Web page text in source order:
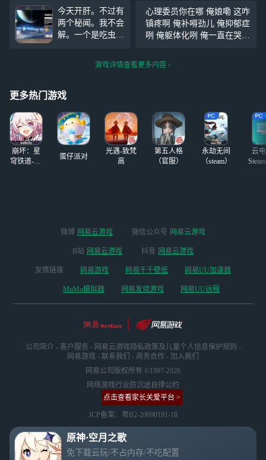
原神·空月之歌
免下载云玩/不占内存/不吃配置
连金了 总共用了8
0抽出了木偶0+1
要的老师直接留一下自己的
微信（q我不常用的），我不
知道为什么就是没办法回复
评论。所以直接留联系方
今天开肝。不过有
两个秘闻。我不会
解。一个是吃虫游
的二维。平面的。
跟吃豆人差不多。
金色的钥匙。我这
次都完不成。哪个
大佬能帮帮我呀？
拜托了，拜托了。
心理委员你在哪 俺娘嘞 这咋
镇疼啊 俺补嘚劲儿 俺抑郁症
咧 俺躯体化咧 俺一直在哭
在哪 俺娘嘞 这咋镇疼啊 俺
游戏详情查看更多内容
更多热门游戏
崩坏：星
穹铁道-4.4
蛋仔派对
光遇-致梵
高
第五人格
（官服）
永劫无间
（steam）
云
微博 网易云游戏 微信公众号 网易云游戏
B站 网易云游戏 抖音 网易云游戏
友情链接 网易游戏 网易千千壁纸 网易UU加速器
MuMu模拟器 网易发烧游戏 网易UU远程
公司简介 - 客户服务 - 网易云游戏隐私政策及儿童个人信息保护规则 -
网易游戏 - 联系我们 - 商务合作 - 加入我们
网易公司版权所有 ©1997-2026
网络游戏行业防沉迷自律公约
点击查看家长关爱平台 >
ICP备案：粤B2-20090191-18